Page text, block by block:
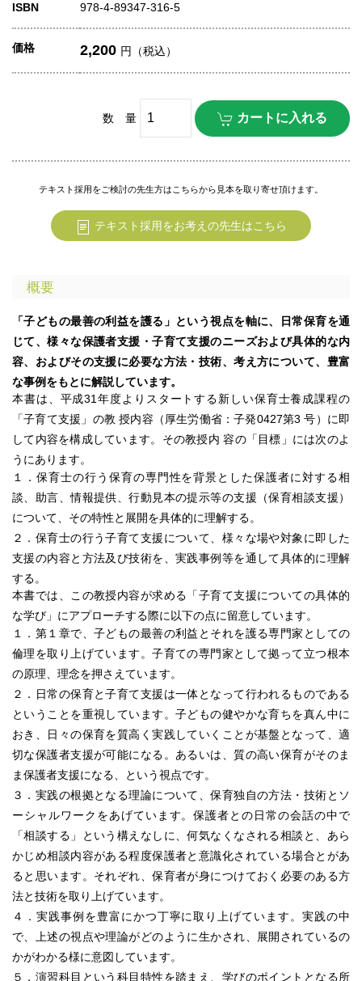
ISBN 978-4-89347-316-5
価格 2,200 円（税込）
数 量
テキスト採用をご検討の先生方はこちらから見本を取り寄せ頂けます。
テキスト採用をお考えの先生はこちら
概要
「子どもの最善の利益を護る」という視点を軸に、日常保育を通
じて、様々な保護者支援・子育て支援のニーズおよび具体的な内
容、およびその支援に必要な方法・技術、考え方について、豊富
な事例をもとに解説しています。
本書は、平成31年度よりスタートする新しい保育士養成課程の
「子育て支援」の教 授内容（厚生労働省：子発0427第3 号）に即
して内容を構成しています。その教授内 容の「目標」には次のよ
うにあります。
１．保育士の行う保育の専門性を背景とした保護者に対する相
談、助言、情報提供、行動見本の提示等の支援（保育相談支援）
について、その特性と展開を具体的に理解する。
２．保育士の行う子育て支援について、様々な場や対象に即した
支援の内容と方法及び技術を、実践事例等を通して具体的に理解
する。
本書では、この教授内容が求める「子育て支援についての具体的
な学び」にアプローチする際に以下の点に留意しています。
１．第１章で、子どもの最善の利益とそれを護る専門家としての
倫理を取り上げています。子育ての専門家として拠って立つ根本
の原理、理念を押さえています。
２．日常の保育と子育て支援は一体となって行われるものである
ということを重視しています。子どもの健やかな育ちを真ん中に
おき、日々の保育を質高く実践していくことが基盤となって、適
切な保護者支援が可能になる。あるいは、質の高い保育がそのま
ま保護者支援になる、という視点です。
３．実践の根拠となる理論について、保育独自の方法・技術とソ
ーシャルワークをあげています。保護者との日常の会話の中で
「相談する」という構えなしに、何気なくなされる相談と、あら
かじめ相談内容がある程度保護者と意識化されている場合とがあ
ると思います。それぞれ、保育者が身につけておく必要のある方
法と技術を取り上げています。
４．実践事例を豊富にかつ丁寧に取り上げています。実践の中
で、上述の視点や理論がどのように生かされ、展開されているの
かがわかる様に意図しています。
５．演習科目という科目特性を踏まえ、学びのポイントとなる所